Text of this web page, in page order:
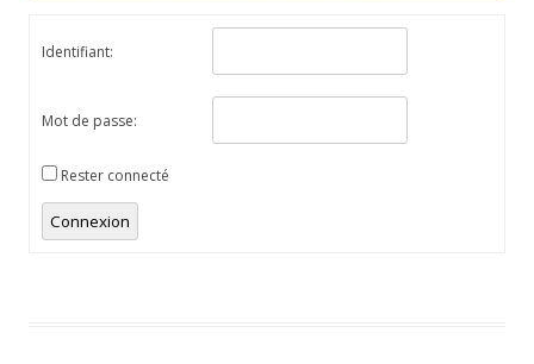
Identifiant:
Mot de passe:
Rester connecté
Connexion